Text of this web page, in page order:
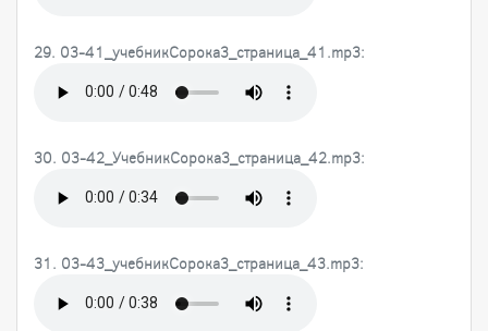
29. 03-41_учебникСорока3_страница_41.mp3:
30. 03-42_УчебникСорока3_страница_42.mp3:
31. 03-43_учебникСорока3_страница_43.mp3: